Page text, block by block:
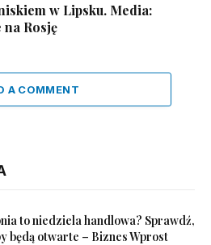
w Lipsku. Media:
na Rosję
A COMMENT
to niedziela handlowa? Sprawdź,
będą otwarte – Biznes Wprost